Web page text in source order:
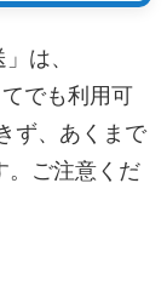
は、
でも利用可
ず、あくまで
。ご注意くだ